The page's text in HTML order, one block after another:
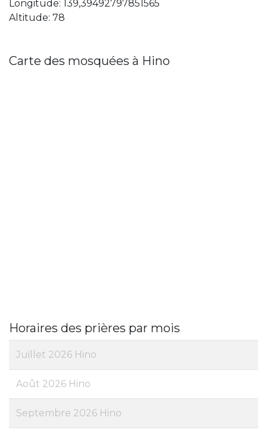
Longitude: 139,39492797851565
Altitude: 78
Carte des mosquées à Hino
Horaires des prières par mois
Juillet 2026 Hino
Août 2026 Hino
Septembre 2026 Hino